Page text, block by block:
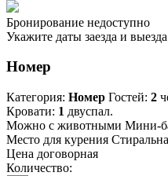
Бронирование недоступно
Укажите даты заезда и выезда
Номер
Категория: Номер Гостей: 2
Кровати: 1 двуспал.
Можно с животными Мини-
Место для курения
Цена договорная
Количество: